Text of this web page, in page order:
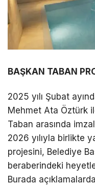
BAŞKAN TABAN
2025 yılı Şubat
Mehmet Ata Öztürk
Taban arasında
2026 yılıyla birlikte
projesini, Belediye
beraberindeki
Burada